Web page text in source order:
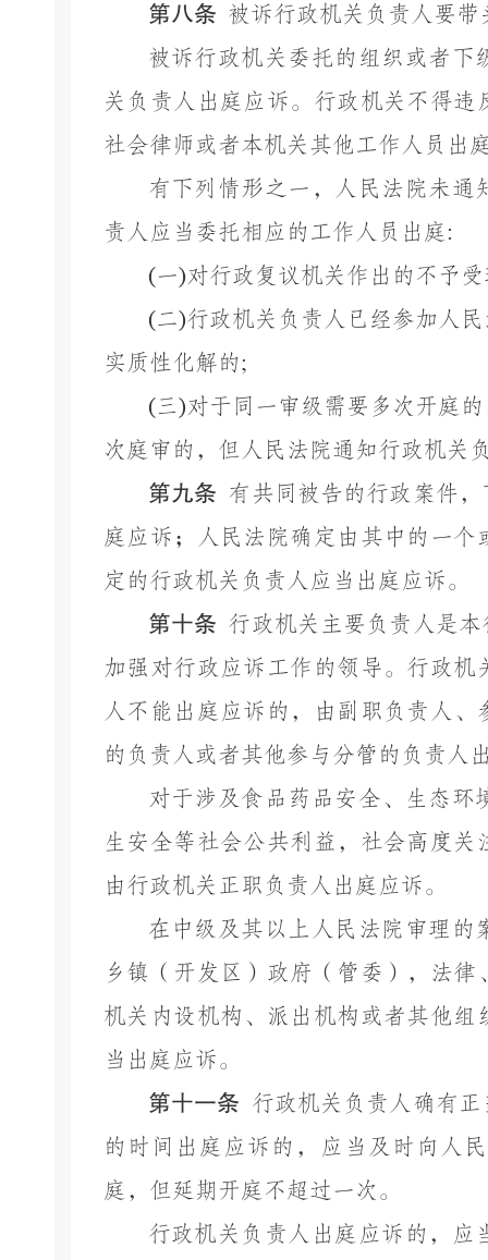
第八条 被诉行政机关负责人要
被诉行政机关委托的组织或者
关负责人出庭应诉。行政机关不得
社会律师或者本机关其他工作人员出
有下列情形之一，人民法院未
责人应当委托相应的工作人员出庭 :
(一)对行政复议机关作出的不予
(二)行政机关负责人已经参加人
实质性化解的;
(三)对于同一审级需要多次开庭
次庭审的，但人民法院通知行政机关
第九条 有共同被告的行政案件
庭应诉；人民法院确定由其中的一
定的行政机关负责人应当出庭应诉。
第十条 行政机关主要负责人是
加强对行政应诉工作的领导。行政
人不能出庭应诉的，由副职负责人
的负责人或者其他参与分管的负责人
对于涉及食品药品安全、生态
生安全等社会公共利益，社会高度
由行政机关正职负责人出庭应诉。
在中级及其以上人民法院审理
乡镇（开发区）政府（管委），法
机关内设机构、派出机构或者其他
当出庭应诉。
第十一条 行政机关负责人确有
的时间出庭应诉的，应当及时向人
庭，但延期开庭不超过一次。
行政机关负责人出庭应诉的，